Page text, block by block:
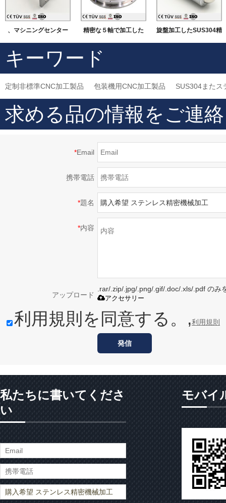
、マシニングセンター
にて加工したSUS材質
機械部品
精密な５軸で加工した
機械部品
旋盤加工したSUS304精
密部品 大連高品質金属
キーワード
定制非標準CNC加工製品 包装機用CNC加工製品 SUS304またス
求める品の情報をご連
*Email
携帯電話
*題名
*内容
アップロード
.rar/.zip/.jpg/.png/.gif/.doc/.xls/.pdf のみ
アクセサリー
利用規則を同意する。,利用規則
発信
私たちに書いてくださ
い
モバイ